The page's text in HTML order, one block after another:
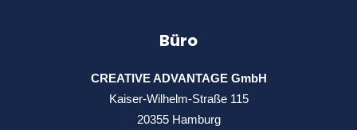
Büro
CREATIVE ADVANTAGE GmbH
Kaiser-Wilhelm-Straße 115
20355 Hamburg